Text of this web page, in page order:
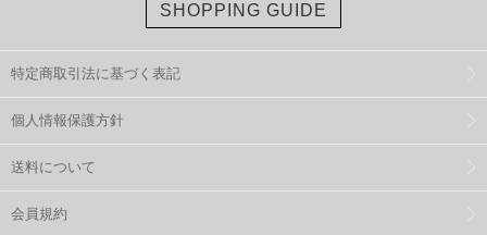
SHOPPING GUIDE
特定商取引法に基づく表記
個人情報保護方針
送料について
会員規約